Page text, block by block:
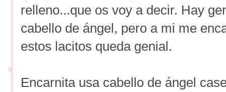
relleno...que os voy a decir. Hay
cabello de ángel, pero a mi me
estos lacitos queda genial.
Encarnita usa cabello de ángel